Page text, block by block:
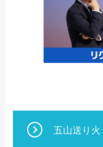
五山送り火